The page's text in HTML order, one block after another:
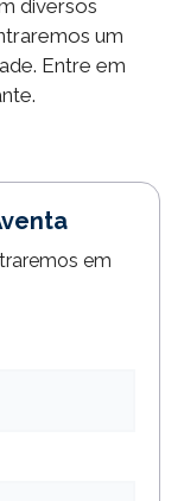
diversos
um
Entre em
em